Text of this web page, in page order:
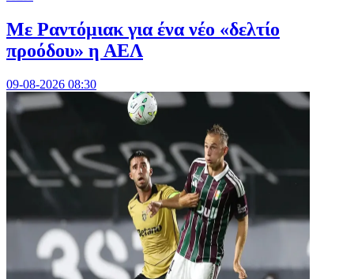
Με Ραντόμιακ για ένα νέο «δελτίο
προόδου» η ΑΕΛ
09-08-2026 08:30